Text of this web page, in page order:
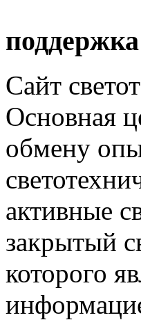
Сайт
Основная
обмену
активные
закрытый
которого